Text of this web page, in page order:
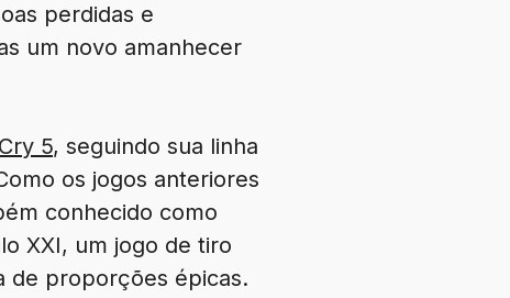
perdidas e
um novo amanhecer
5, seguindo sua linha
os jogos anteriores
conhecido como
XXI, um jogo de tiro
de proporções épicas.